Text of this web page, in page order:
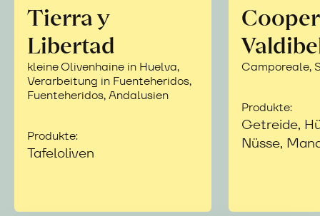
Tierra y
Libertad
kleine Olivenhaine in Huelva,
Verarbeitung in Fuenteheridos,
Fuenteheridos, Andalusien
Produkte:
Tafeloliven
Camporeale,
Produkte:
Getreide,
Nüsse,